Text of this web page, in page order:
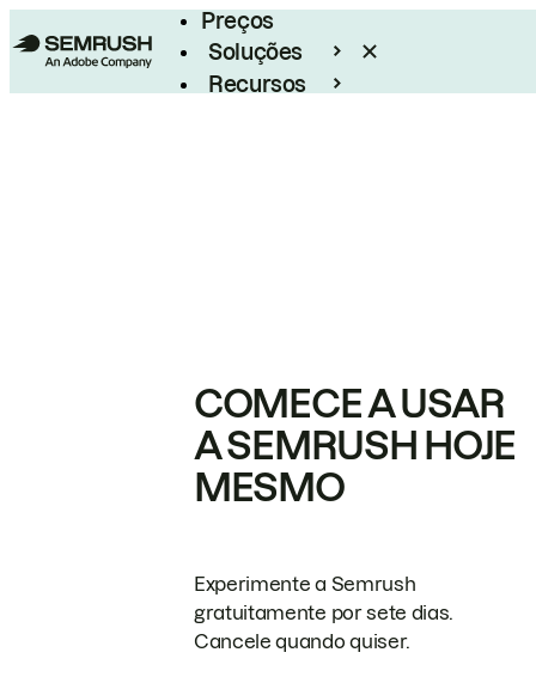
Preços
Soluções
Recursos
COMECE A USAR
A SEMRUSH HOJE
MESMO
Experimente a Semrush
gratuitamente por sete dias.
Cancele quando quiser.